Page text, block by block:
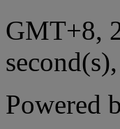
GMT+8,
Powered